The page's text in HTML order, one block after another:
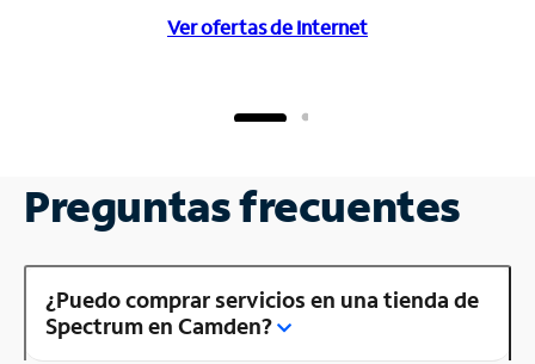
Ver ofertas de Internet
Preguntas frecuentes
¿Puedo comprar servicios en una tienda de
Spectrum en Camden?